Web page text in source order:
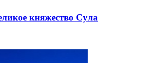
княжество Сула